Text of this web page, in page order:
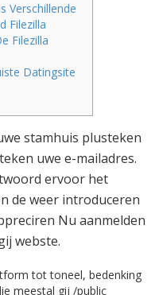
Verschillende
Filezilla
Filezilla
Datingsite
stamhuis plusteken
uwe e-mailadres.
ervoor het
de weer introduceren
Nu aanmelden
webste.
tot toneel, bedenking
meestal gij /public